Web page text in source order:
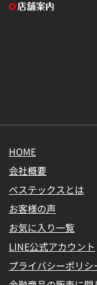
HOME
会社概要
ベステックスとは
お客様の声
お気に入り一覧
LINE公式アカウント
プライバシーポリシ